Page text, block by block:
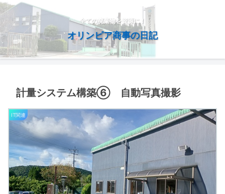
全ての廃棄物を資源に！
オリンピア商事の日記
計量システム構築⑥ 自動写真撮影
IT関連